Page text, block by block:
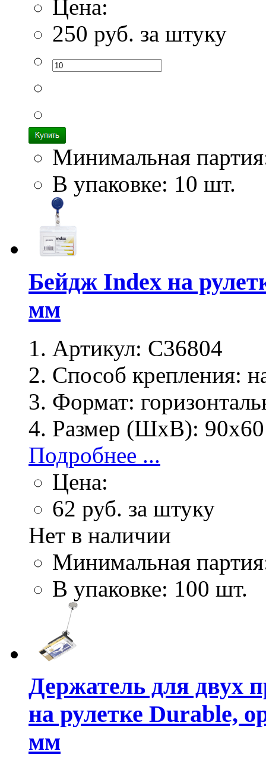
Цена:
250 руб. за штуку
Минимальная
В упаковке: 10 шт.
Бейдж Index на
мм
Артикул: C36804
Способ крепления:
Формат:
Размер (ШхВ):
Подробнее ...
Цена:
62 руб. за штуку
Нет в наличии
Минимальная
В упаковке: 100 шт.
Держатель для двух
на рулетке Durable,
мм